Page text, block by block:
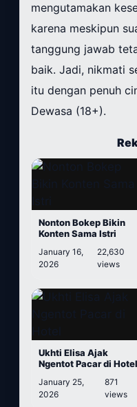
mengutamakan
karena meskipun
tanggung jawab
baik. Jadi, nikmati
itu dengan penuh
Dewasa (18+).
Nonton Bokep Bikin
Konten Sama Istri
January 16,
2026
22,630
views
Ukhti Elisa Ajak
Ngentot Pacar di Hotel
January 25,
2026
871
views